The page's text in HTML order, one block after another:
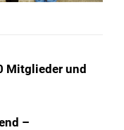
Mitglieder und
–